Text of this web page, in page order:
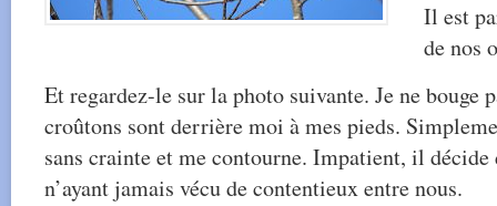
Il est
de nos
Et regardez-le sur la photo suivante. Je ne bouge
croûtons sont derrière moi à mes pieds.
sans crainte et me contourne. Impatient, il décide
n’ayant jamais vécu de contentieux entre nous.